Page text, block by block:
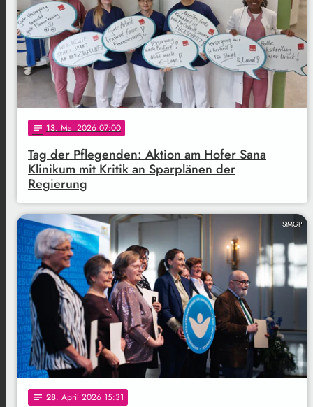
notes 13. Mai 2026 07:00
Tag der Pflegenden: Aktion am Hofer Sana
Klinikum mit Kritik an Sparplänen der
Regierung
StMGP
notes 28. April 2026 15:31